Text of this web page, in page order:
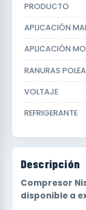
PRODUCTO
APLICACIÓN
APLICACIÓN
RANURAS POLEA
VOLTAJE
REFRIGERANTE
Descripción
Compresor
disponible a